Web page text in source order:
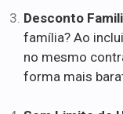
Desconto
família? Ao
no mesmo
forma mais